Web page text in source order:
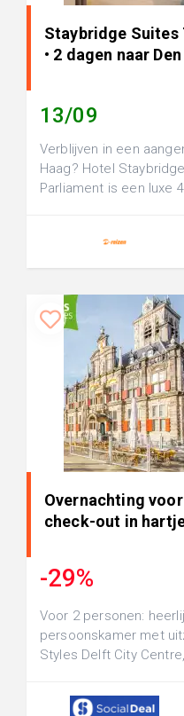
Staybridge Suites
• 2 dagen naar
13/09
Verblijven in een
Haag? Hotel
Parliament is een luxe
Overnachting
check-out in
-29%
Voor 2 personen:
persoonskamer met
Styles Delft City